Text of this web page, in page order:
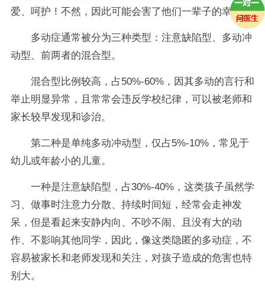
爱、呵护！不然，因此可能会害了他们一辈子的幸福！
多动症通常被分为三种类型：注意缺陷型、多动冲
动型、前两者的混合型。
混合型比例较高，占50%-60%，因其多动的言行和
举止明显异常，且常常会违反学校纪律，可以被老师和
家长较早发现和诊治。
第二种是单纯多动冲动型，仅占5%-10%，常见于
幼儿或年龄小的儿童。
一种是注意缺陷型，占30%-40%，这类孩子虽然学
习、做事时注意力分散、持续时间短，经常会走神发
呆，但是看起来安静内向、不吵不闹、且没有大的动
作、不影响其他同学，因此，像这类隐匿的多动症，不
容易被家长和老师发现和关注，对孩子造成的危害也特
别大。